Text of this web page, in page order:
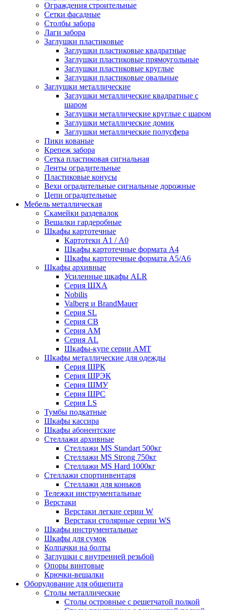
Ограждения строительные
Сетки фасадные
Столбы забора
Лаги забора
Заглушки пластиковые
Заглушки пластиковые квадратные
Заглушки пластиковые прямоугольные
Заглушки пластиковые круглые
Заглушки пластиковые овальные
Заглушки металлические
Заглушки металлические квадратные с
шаром
Заглушки металлические круглые с шаром
Заглушки металлические домик
Заглушки металлические полусфера
Пики кованые
Крепеж забора
Сетка пластиковая сигнальная
Ленты оградительные
Пластиковые конусы
Вехи оградительные сигнальные дорожные
Цепи оградительные
Мебель металлическая
Скамейки раздевалок
Вешалки гардеробные
Шкафы картотечные
Картотеки А1 / А0
Шкафы картотечные формата А4
Шкафы картотечные формата А5/А6
Шкафы архивные
Усиленные шкафы ALR
Серия ШХА
Nobilis
Valberg и BrandMauer
Cерия SL
Серия СВ
Серия АМ
Серия AL
Шкафы-купе серии AMT
Шкафы металлические для одежды
Серия ШРК
Серия ШРЭК
Серия ШМУ
Серия ШРС
Серия LS
Тумбы подкатные
Шкафы кассира
Шкафы абонентские
Стеллажи архивные
Стеллажи MS Standart 500кг
Стеллажи MS Strong 750кг
Стеллажи MS Hard 1000кг
Стеллажи спортинвентаря
Стеллажи для коньков
Тележки инструментальные
Верстаки
Верстаки легкие серии W
Верстаки столярные серии WS
Шкафы инструментальные
Шкафы для сумок
Колпачки на болты
Заглушки с внутренней резьбой
Опоры винтовые
Крючки-вешалки
Оборудование для общепита
Столы металлические
Столы островные с решетчатой полкой